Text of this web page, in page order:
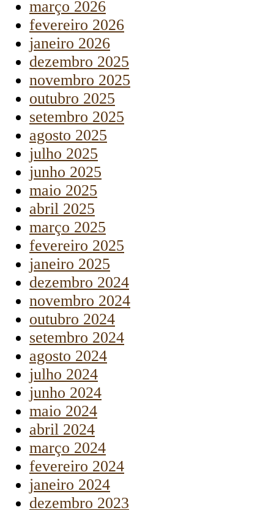
março 2026
fevereiro 2026
janeiro 2026
dezembro 2025
novembro 2025
outubro 2025
setembro 2025
agosto 2025
julho 2025
junho 2025
maio 2025
abril 2025
março 2025
fevereiro 2025
janeiro 2025
dezembro 2024
novembro 2024
outubro 2024
setembro 2024
agosto 2024
julho 2024
junho 2024
maio 2024
abril 2024
março 2024
fevereiro 2024
janeiro 2024
dezembro 2023